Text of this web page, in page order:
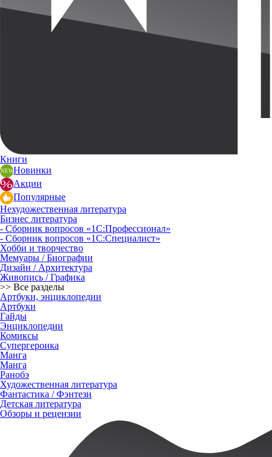
Книги
Новинки
Акции
Популярные
Нехудожественная литература
Бизнес литература
- Сборник вопросов «1С:Профессионал»
- Сборник вопросов «1С:Специалист»
Хобби и творчество
Мемуары / Биографии
Дизайн / Архитектура
Живопись / Графика
>> Все разделы
Артбуки, энциклопедии
Артбуки
Гайды
Энциклопедии
Комиксы
Супергероика
Манга
Манга
Ранобэ
Художественная литература
Фантастика / Фэнтези
Детская литература
Обзоры и рецензии